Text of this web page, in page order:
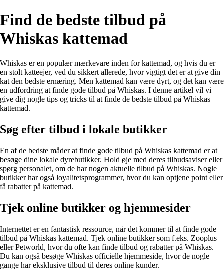
Find de bedste tilbud på
Whiskas kattemad
Whiskas er en populær mærkevare inden for kattemad, og hvis du er
en stolt katteejer, ved du sikkert allerede, hvor vigtigt det er at give din
kat den bedste ernæring. Men kattemad kan være dyrt, og det kan være
en udfordring at finde gode tilbud på Whiskas. I denne artikel vil vi
give dig nogle tips og tricks til at finde de bedste tilbud på Whiskas
kattemad.
Søg efter tilbud i lokale butikker
En af de bedste måder at finde gode tilbud på Whiskas kattemad er at
besøge dine lokale dyrebutikker. Hold øje med deres tilbudsaviser eller
spørg personalet, om de har nogen aktuelle tilbud på Whiskas. Nogle
butikker har også loyalitetsprogrammer, hvor du kan optjene point eller
få rabatter på kattemad.
Tjek online butikker og hjemmesider
Internettet er en fantastisk ressource, når det kommer til at finde gode
tilbud på Whiskas kattemad. Tjek online butikker som f.eks. Zooplus
eller Petworld, hvor du ofte kan finde tilbud og rabatter på Whiskas.
Du kan også besøge Whiskas officielle hjemmeside, hvor de nogle
gange har eksklusive tilbud til deres online kunder.